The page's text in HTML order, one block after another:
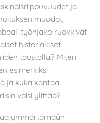
ja
muodot,
työnjako ruokkivat
historialliset
taustalla? Miten
esimerkiksi
ja kuka kantaa
voisi ylittää?
ymmärtämään